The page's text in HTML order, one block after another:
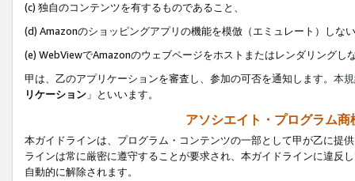
(c) 独自のコンテンツを有するものであること、
(d) Amazonのショッピングアプリの機能を模倣（エミュレート）しな
(e) WebViewでAmazonのウェブページをホストまたはレンダリングし
甲は、乙のアプリケーションを審査し、参加の可否を通知します。 本
リケーション 」といいます。
アソシエイト・プログラム
本ガイドラインは、プログラム・コンテンツの一部として甲が乙に提
ラインは常に厳密に遵守することが要求され、本ガイドラインに違反
自動的に解除されます。